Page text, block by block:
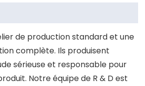
de production standard et une
complète. Ils produisent
sérieuse et responsable pour
Notre équipe de R & D est